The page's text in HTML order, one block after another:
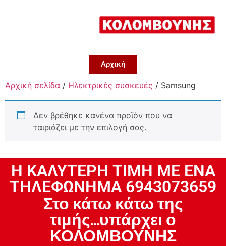
Αρχική
Αρχική σελίδα / Ηλεκτρικές συσκευές / Samsung
Δεν βρέθηκε κανένα προϊόν που να
ταιριάζει με την επιλογή σας.
H ΚΑΛΥΤΕΡΗ ΤΙΜΗ ΜΕ ΕΝΑ
ΤΗΛΕΦΩΝΗΜΑ 6943073659
Στο κάτω κάτω της
τιμής...υπάρχει ο
ΚΟΛΟΜΒΟΥΝΗΣ